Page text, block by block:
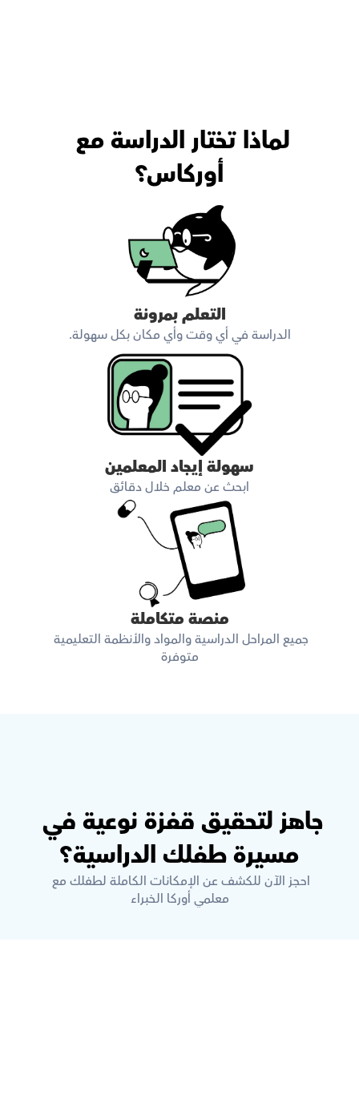
أوركاس؟
التعلم بمرونة
الدراسة في أي وقت وأي مكان بكل سهولة.
سهولة إيجاد المعلمين
ابحث عن معلم خلال دقائق
منصة متكاملة
متوفرة
مسيرة طفلك الدراسية؟
معلمي أوركا الخبراء